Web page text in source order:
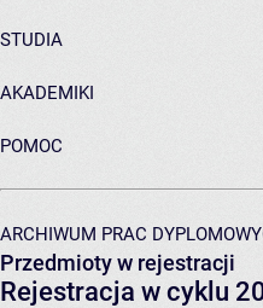
STUDIA
AKADEMIKI
POMOC
ARCHIWUM PRAC
Przedmioty w rejestracji
Rejestracja w cyklu